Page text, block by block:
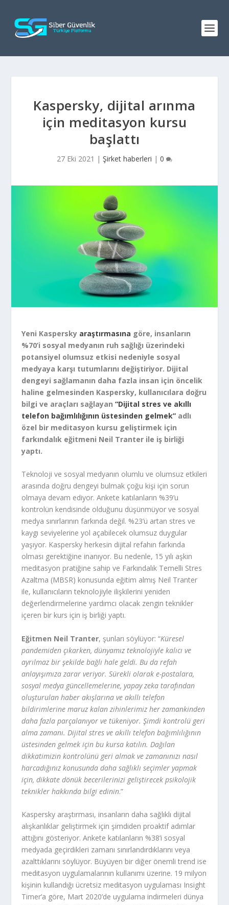
Kaspersky, dijital arınma
için meditasyon kursu
başlattı
27 Eki 2021 | Şirket haberleri | 0
Yeni Kaspersky araştırmasına göre, insanların
%70’i sosyal medyanın ruh sağlığı üzerindeki
potansiyel olumsuz etkisi nedeniyle sosyal
medyaya karşı tutumlarını değiştiriyor. Dijital
dengeyi sağlamanın daha fazla insan için öncelik
haline gelmesinden Kaspersky, kullanıcılara doğru
bilgi ve araçları sağlayan“Dijital stres ve akıllı
telefon bağımlılığının üstesinden gelmek” adlı
özel bir meditasyon kursu geliştirmek için
farkındalık eğitmeni Neil Tranter ile iş birliği
yaptı.
Teknoloji ve sosyal medyanın olumlu ve olumsuz etkileri
arasında doğru dengeyi bulmak çoğu kişi için sorun
olmaya devam ediyor. Ankete katılanların %39’u
kontrolün kendisinde olduğunu düşünmüyor ve sosyal
medya sınırlarının farkında değil. %23’ü artan stres ve
kaygı seviyelerine yol açabilecek olumsuz duygular
yaşıyor. Kaspersky herkesin dijital refahın farkında
olması gerektiğine inanıyor. Bu nedenle, 15 yılı aşkın
meditasyon pratiğine sahip ve Farkındalık Temelli Stres
Azaltma (MBSR) konusunda eğitim almış Neil Tranter
ile, kullanıcıların teknolojiyle ilişkilerini yeniden
değerlendirmelerine yardımcı olacak zengin teknikler
içeren bir kurs için iş birliği yaptı.
Eğitmen Neil Tranter, şunları söylüyor: “Küresel
pandemiden çıkarken, dünyamız teknolojiyle kalıcı ve
ayrılmaz bir şekilde bağlı hale geldi. Bu da refah
anlayışımıza zarar veriyor. Sürekli olarak e-postalara,
sosyal medya güncellemelerine, yapay zeka tarafından
oluşturulan haber akışlarına ve akıllı telefon
bildirimlerine maruz kalan zihinlerimiz her zamankinden
daha fazla parçalanıyor ve tükeniyor. Şimdi kontrolü geri
alma zamanı. Dijital stres ve akıllı telefon bağımlılığının
üstesinden gelmek için bu kursa katılın. Dağılan
dikkatimizin kontrolünü geri almak ve zamanınızı nasıl
harcadığınız konusunda daha sağlıklı seçimler yapmak
için, dikkate dönük becerilerinizi geliştirecek psikolojik
teknikler hakkında bilgi edinin.”
Kaspersky araştırması, insanların daha sağlıklı dijital
alışkanlıklar geliştirmek için şimdiden proaktif adımlar
attığını gösteriyor. Ankete katılanların %38’i sosyal
medyada geçirdikleri zamanı sınırlandırdıklarını veya
azalttıklarını söylüyor. Büyüyen bir diğer önemli trend ise
meditasyon uygulamalarının kullanımı üzerine. 19 milyon
kişinin kullandığı ücretsiz meditasyon uygulaması Insight
Timer’a göre, Mart 2020’de uygulama indirmeleri dünya